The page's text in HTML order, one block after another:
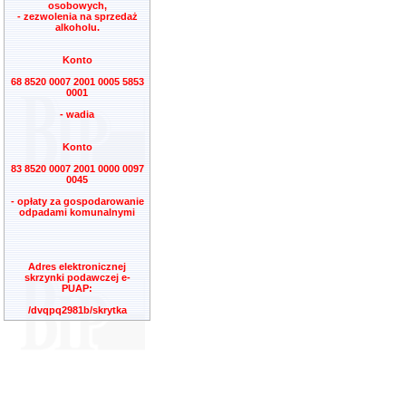
osobowych,
- zezwolenia na sprzedaż
alkoholu.
Konto
68 8520 0007 2001 0005 5853
0001
- wadia
Konto
83 8520 0007 2001 0000 0097
0045
- opłaty za gospodarowanie
odpadami komunalnymi
Adres elektronicznej
skrzynki podawczej e-
PUAP:
/dvqpq2981b/skrytka